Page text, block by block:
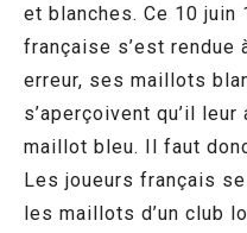
et blanches. Ce 10 juin
française s’est rendue
erreur, ses maillots
s’aperçoivent qu’il
maillot bleu. Il faut
Les joueurs français
les maillots d’un club